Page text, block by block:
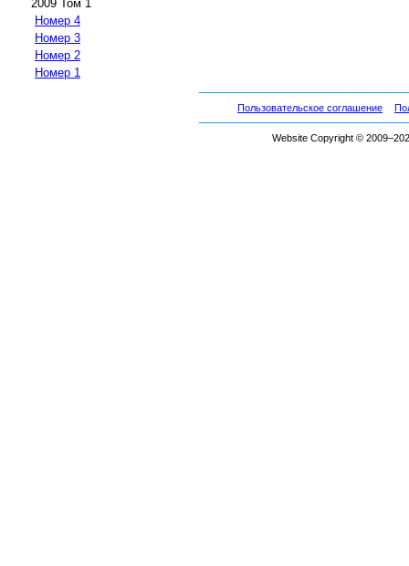
2009 Том 1
Номер 4
Номер 3
Номер 2
Номер 1
Пользовательское соглашение
Website Copyright ©